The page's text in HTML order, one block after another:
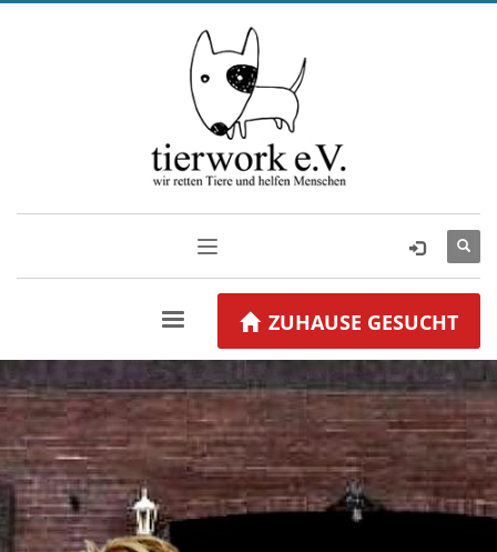
ZUHAUSE GESUCHT